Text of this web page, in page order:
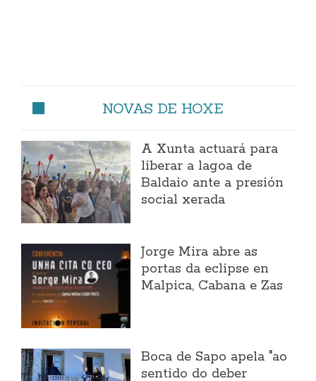
NOVAS DE HOXE
A Xunta actuará para
liberar a lagoa de
Baldaio ante a presión
social xerada
Jorge Mira abre as
portas da eclipse en
Malpica, Cabana e Zas
Boca de Sapo apela "ao
sentido do deber